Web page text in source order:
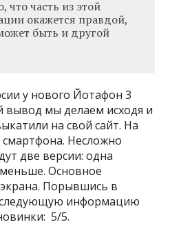
что часть из этой
окажется правдой,
быть и другой
у нового Йотафон 3
вывод мы делаем исходя и
на свой сайт. На
Несложно
две версии: одна
Основное
Порывшись в
информацию
5/5.